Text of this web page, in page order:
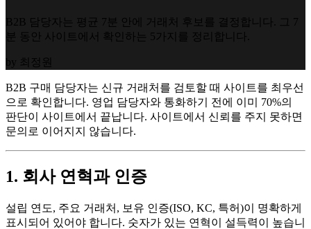
B2B 담당자는 평균 7분 안에 거래처 후보를 결정합니다. 그 7
분 동안 사이트에서 확인하는 5가지를 정리합니다.
by 최정원
B2B 구매 담당자는 신규 거래처를 검토할 때 사이트를 최우선
으로 확인합니다. 영업 담당자와 통화하기 전에 이미 70%의
판단이 사이트에서 끝납니다. 사이트에서 신뢰를 주지 못하면
문의로 이어지지 않습니다.
1. 회사 연혁과 인증
설립 연도, 주요 거래처, 보유 인증(ISO, KC, 특허)이 명확하게
표시되어 있어야 합니다. 숫자가 있는 연혁이 설득력이 높습니